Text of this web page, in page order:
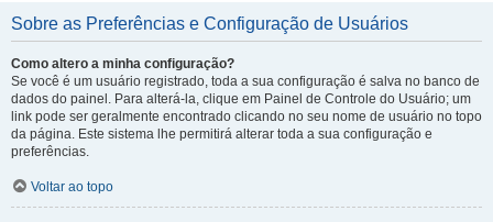
Sobre as Preferências e Configuração de Usuários
Como altero a minha configuração?
Se você é um usuário registrado, toda a sua configuração é salva no banco de
dados do painel. Para alterá-la, clique em Painel de Controle do Usuário; um
link pode ser geralmente encontrado clicando no seu nome de usuário no topo
da página. Este sistema lhe permitirá alterar toda a sua configuração e
preferências.
Voltar ao topo